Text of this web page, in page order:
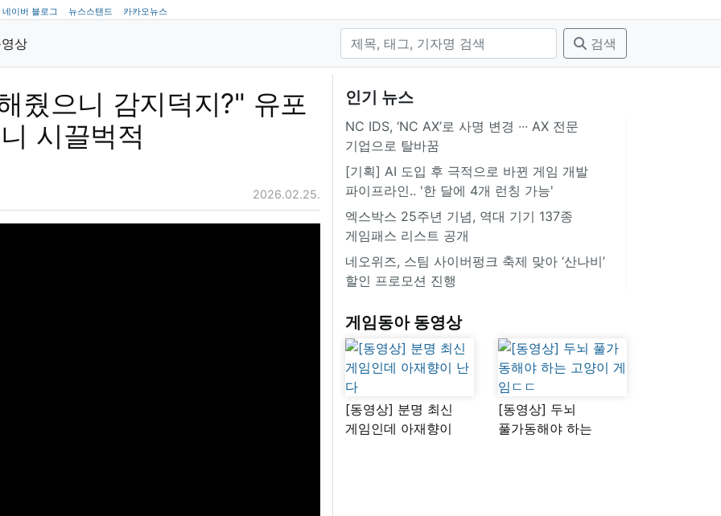
네이버 블로그 뉴스스탠드 카카오뉴스
상 검색
줬으니 감지덕지?" 유포
시끌벅적
2026.02.25.
인기 뉴스
NC IDS, ‘NC AX’로 사명 변경 ∙∙∙ AX 전문
기업으로 탈바꿈
[기획] AI 도입 후 극적으로 바뀐 게임 개발
파이프라인.. '한 달에 4개 런칭 가능'
엑스박스 25주년 기념, 역대 기기 137종
게임패스 리스트 공개
네오위즈, 스팀 사이버펑크 축제 맞아 ‘산나비’
할인 프로모션 진행
게임동아 동영상
[동영상] 분명 최신
게임인데 아재향이
[동영상] 두뇌
풀가동해야 하는